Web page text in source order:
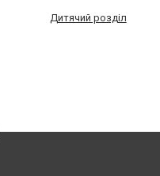
Дитячий розділ